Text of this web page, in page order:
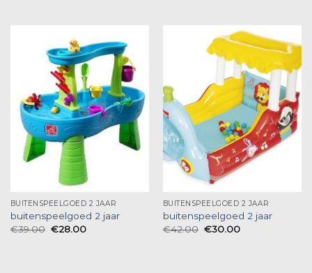
BUITENSPEELGOED 2 JAAR
buitenspeelgoed 2 jaar
€39.00 €28.00
BUITENSPEELGOED 2 JAAR
buitenspeelgoed 2 jaar
€42.00 €30.00